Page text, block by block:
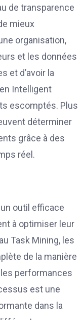
de transparence
mieux
organisation,
et les données
et d’avoir la
Intelligent
escomptés. Plus
déterminer
grâce à des
réel.
outil efficace
à optimiser leur
Task Mining, les
de la manière
performances
est une
dans la